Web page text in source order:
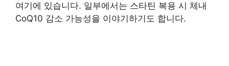
여기에 있습니다. 일부에서는 스타틴 복용 시 체내
CoQ10 감소 가능성을 이야기하기도 합니다.